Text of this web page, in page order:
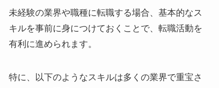
未経験の業界や職種に転職する場合、基本的なス
キルを事前に身につけておくことで、転職活動を
有利に進められます。
特に、以下のようなスキルは多くの業界で重宝さ